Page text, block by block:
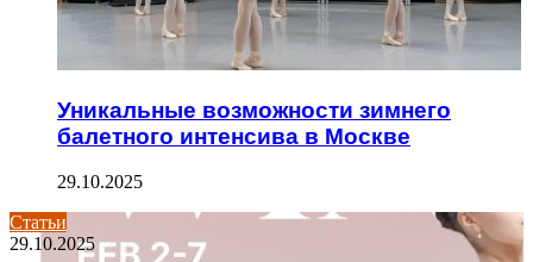
Уникальные возможности зимнего
балетного интенсива в Москве
29.10.2025
Статьи
29.10.2025